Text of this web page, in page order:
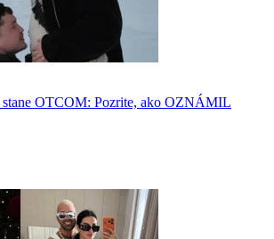
stane OTCOM: Pozrite, ako OZNÁMIL